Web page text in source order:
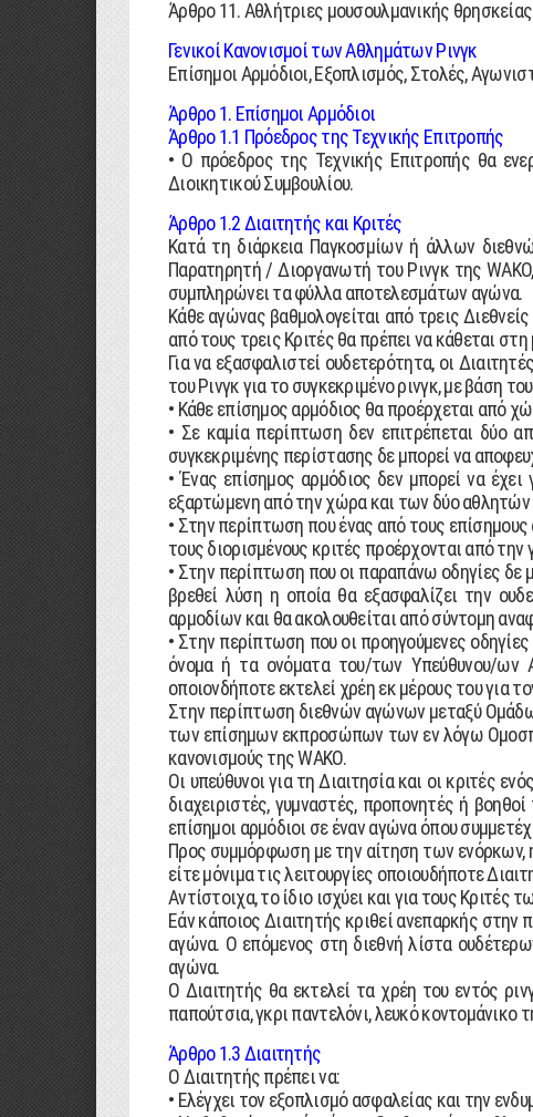
Άρθρο 11. Αθλήτριες µουσουλµανικής
Γενικοί Κανονισµοί των Αθληµάτων Ρινγκ
Επίσηµοι Αρµόδιοι, Εξοπλισµός, Στολές,
Άρθρο 1. Επίσηµοι Αρµόδιοι
Άρθρο 1.1 Πρόεδρος της Τεχνικής Επιτροπής
• Ο πρόεδρος της Τεχνικής Επιτροπής θα
∆ιοικητικού Συµβουλίου.
Άρθρο 1.2 ∆ιαιτητής και Κριτές
Κατά τη διάρκεια Παγκοσµίων ή άλλων
Παρατηρητή / ∆ιοργανωτή του Ρινγκ της
συµπληρώνει τα φύλλα αποτελεσµάτων αγώνα.
Κάθε αγώνας βαθµολογείται από τρεις
από τους τρεις Κριτές θα πρέπει να κάθεται
Για να εξασφαλιστεί ουδετερότητα, οι
του Ρινγκ για το συγκεκριµένο ρινγκ, µε βάση
• Κάθε επίσηµος αρµόδιος θα προέρχεται από
• Σε καµία περίπτωση δεν επιτρέπεται δύο
συγκεκριµένης περίστασης δε µπορεί να
• Ένας επίσηµος αρµόδιος δεν µπορεί να
εξαρτώµενη από την χώρα και των δύο
• Στην περίπτωση που ένας από τους
τους διορισµένους κριτές προέρχονται από την
• Στην περίπτωση που οι παραπάνω οδηγίες
βρεθεί λύση η οποία θα εξασφαλίζει την
αρµοδίων και θα ακολουθείται από σύντοµη
• Στην περίπτωση που οι προηγούµενες
όνοµα ή τα ονόµατα του/των Υπεύθυνου/ων
οποιονδήποτε εκτελεί χρέη εκ µέρους του για
Στην περίπτωση διεθνών αγώνων µεταξύ
των επίσηµων εκπροσώπων των εν λόγω
κανονισµούς της WAKO.
Οι υπεύθυνοι για τη ∆ιαιτησία και οι κριτές
διαχειριστές, γυµναστές, προπονητές ή
επίσηµοι αρµόδιοι σε έναν αγώνα όπου
Προς συµµόρφωση µε την αίτηση των ενόρκων,
είτε µόνιµα τις λειτουργίες οποιουδήποτε
Αντίστοιχα, το ίδιο ισχύει και για τους
Εάν κάποιος ∆ιαιτητής κριθεί ανεπαρκής
αγώνα. Ο επόµενος στη διεθνή λίστα
αγώνα.
Ο ∆ιαιτητής θα εκτελεί τα χρέη του εντός
παπούτσια, γκρι παντελόνι, λευκό κοντοµάνικο
Άρθρο 1.3 ∆ιαιτητής
Ο ∆ιαιτητής πρέπει να:
• Ελέγχει τον εξοπλισµό ασφαλείας και την